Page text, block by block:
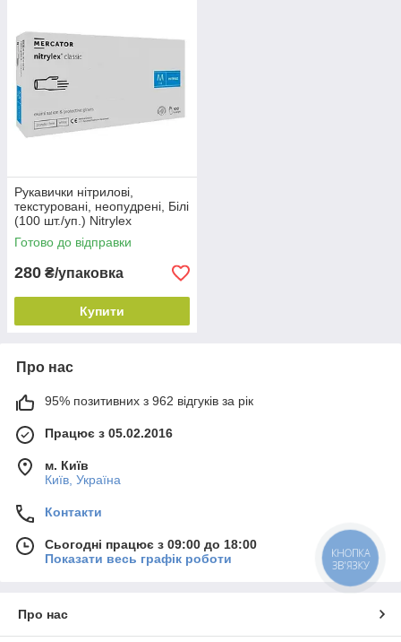
Рукавички нітрилові,
текстуровані, неопудрені, Білі
(100 шт./уп.) Nitrylex
CLASSIC, Mercator, р. М.
Готово до відправки
280 ₴/упаковка
Купити
Про нас
95% позитивних з 962 відгуків за рік
Працює з 05.02.2016
м. Київ
Київ, Україна
Контакти
Сьогодні працює з 09:00 до 18:00
Показати весь графік роботи
Про нас
КНОПКА
ЗВ'ЯЗКУ